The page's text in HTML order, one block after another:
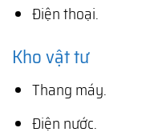
Điện thoại.
Kho vật tư
Thang máy.
Điện nước.